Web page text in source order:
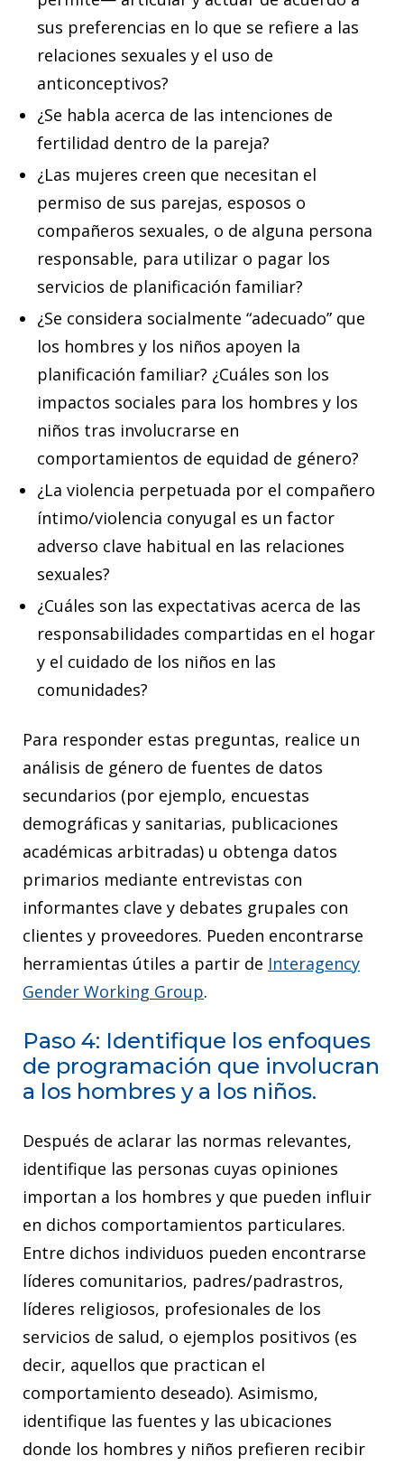
sus preferencias en lo que se refiere a las
relaciones sexuales y el uso de
anticonceptivos?
¿Se habla acerca de las intenciones de
fertilidad dentro de la pareja?
¿Las mujeres creen que necesitan el
permiso de sus parejas, esposos o
compañeros sexuales, o de alguna persona
responsable, para utilizar o pagar los
servicios de planificación familiar?
¿Se considera socialmente “adecuado” que
los hombres y los niños apoyen la
planificación familiar? ¿Cuáles son los
impactos sociales para los hombres y los
niños tras involucrarse en
comportamientos de equidad de género?
¿La violencia perpetuada por el compañero
íntimo/violencia conyugal es un factor
adverso clave habitual en las relaciones
sexuales?
¿Cuáles son las expectativas acerca de las
responsabilidades compartidas en el hogar
y el cuidado de los niños en las
comunidades?
Para responder estas preguntas, realice un
análisis de género de fuentes de datos
secundarios (por ejemplo, encuestas
demográficas y sanitarias, publicaciones
académicas arbitradas) u obtenga datos
primarios mediante entrevistas con
informantes clave y debates grupales con
clientes y proveedores. Pueden encontrarse
herramientas útiles a partir de Interagency
Gender Working Group.
Paso 4: Identifique los enfoques
de programación que involucran
a los hombres y a los niños.
Después de aclarar las normas relevantes,
identifique las personas cuyas opiniones
importan a los hombres y que pueden influir
en dichos comportamientos particulares.
Entre dichos individuos pueden encontrarse
líderes comunitarios, padres/padrastros,
líderes religiosos, profesionales de los
servicios de salud, o ejemplos positivos (es
decir, aquellos que practican el
comportamiento deseado). Asimismo,
identifique las fuentes y las ubicaciones
donde los hombres y niños prefieren recibir